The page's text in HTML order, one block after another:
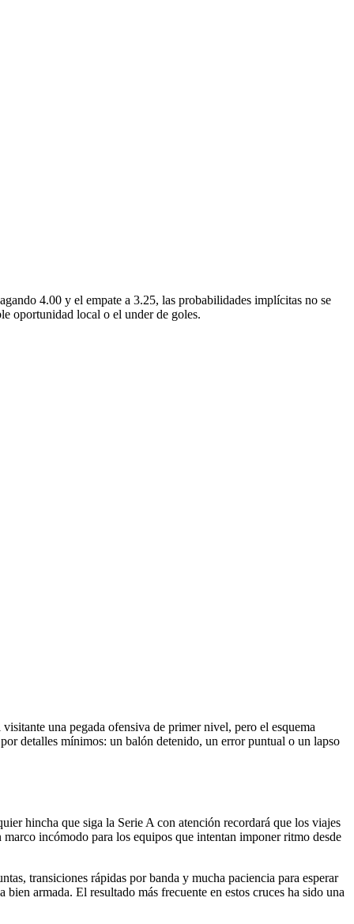
4.00 y el empate a 3.25, las probabilidades implícitas no se
oportunidad local o el under de goles.
una pegada ofensiva de primer nivel, pero el esquema
detalles mínimos: un balón detenido, un error puntual o un lapso
hincha que siga la Serie A con atención recordará que los viajes
incómodo para los equipos que intentan imponer ritmo desde
transiciones rápidas por banda y mucha paciencia para esperar
armada. El resultado más frecuente en estos cruces ha sido una